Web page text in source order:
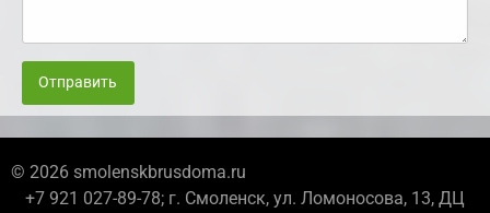
Отправить
© 2026 smolenskbrusdoma.ru
+7 921 027-89-78; г. Смоленск, ул. Ломоносова, 13, ДЦ